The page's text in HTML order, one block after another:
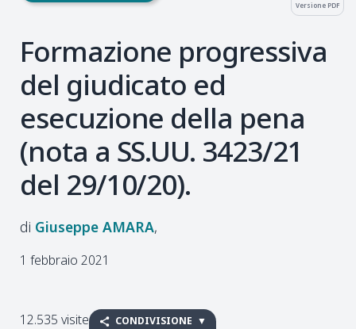
Versione PDF
Formazione progressiva
del giudicato ed
esecuzione della pena
(nota a SS.UU. 3423/21
del 29/10/20).
Giuseppe AMARA
1 febbraio 2021
12.535 visite CONDIVISIONE